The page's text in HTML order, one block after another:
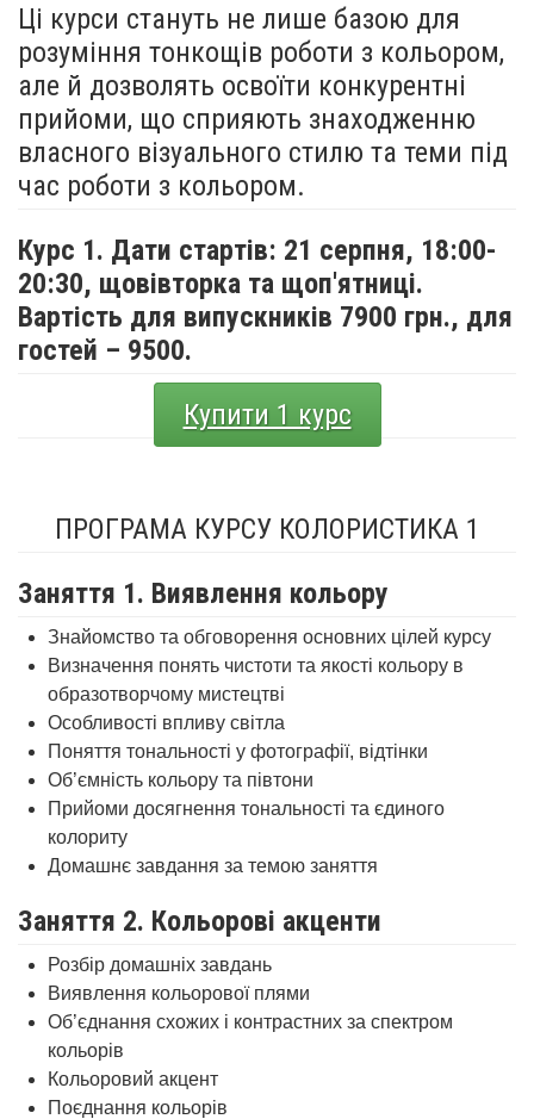
Ці курси стануть не лише базою для
розуміння тонкощів роботи з кольором,
але й дозволять освоїти конкурентні
прийоми, що сприяють знаходженню
власного візуального стилю та теми під
час роботи з кольором.
Курс 1. Дати стартів: 21 серпня, 18:00-
20:30, щовівторка та щоп'ятниці.
Вартість для випускників 7900 грн., для
гостей – 9500.
Купити 1 курс
ПРОГРАМА КУРСУ КОЛОРИСТИКА 1
Заняття 1. Виявлення кольору
Знайомство та обговорення основних цілей курсу
Визначення понять чистоти та якості кольору в
образотворчому мистецтві
Особливості впливу світла
Поняття тональності у фотографії, відтінки
Об’ємність кольору та півтони
Прийоми досягнення тональності та єдиного
колориту
Домашнє завдання за темою заняття
Заняття 2. Кольорові акценти
Розбір домашніх завдань
Виявлення кольорової плями
Об’єднання схожих і контрастних за спектром
кольорів
Кольоровий акцент
Поєднання кольорів